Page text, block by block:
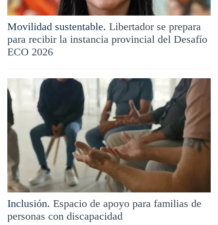
Movilidad sustentable. Libertador se prepara
para recibir la instancia provincial del Desafío
ECO 2026
Inclusión. Espacio de apoyo para familias de
personas con discapacidad